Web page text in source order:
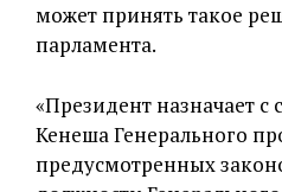
может принять такое
парламента.
«Президент назначает с
Кенеша Генерального
предусмотренных